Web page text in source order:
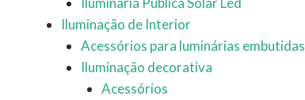
Iluminação de Interior
Acessórios para luminárias embutidas
Iluminação decorativa
Acessórios